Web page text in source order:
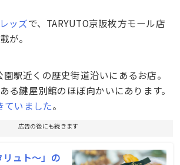
ッズで、TARYUTO京阪枚方モール店
が。
園駅近くの歴史街道沿いにあるお店。
る鍵屋別館のほぼ向かいにあります。
ていました。
広告の後にも続きます
リュト〜」の